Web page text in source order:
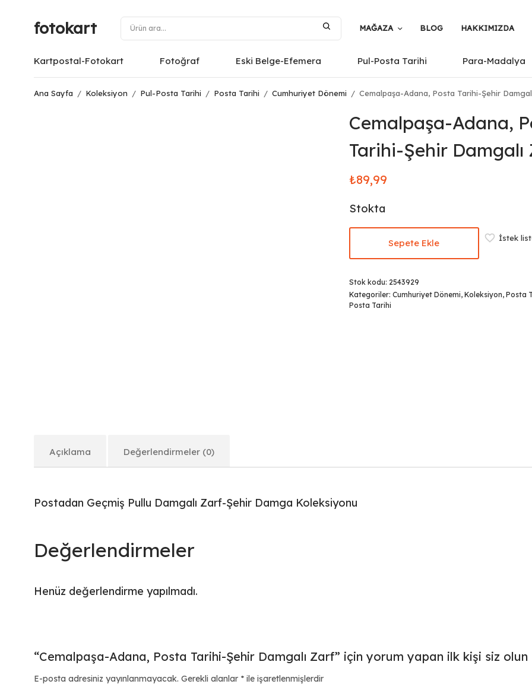
fotokart MAĞAZA BLOG HAKKIMIZDA
Kartpostal-Fotokart Fotoğraf Eski Belge-Efemera Pul-Posta Tarihi Para-Madalya
Ana Sayfa / Koleksiyon / Pul-Posta Tarihi / Posta Tarihi / Cumhuriyet Dönemi / Cemalpaşa-Adana, Posta Tarihi-Şehir
Cemalpaşa-Adana,
Tarihi-Şehir
₺89,99
Stokta
Sepete Ekle İstek
Stok kodu: 2543929
Kategoriler: Cumhuriyet Dönemi, Koleksiyon, Posta
Posta Tarihi
Açıklama Değerlendirmeler (0)
Postadan Geçmiş Pullu Damgalı Zarf-Şehir Damga Koleksiyonu
Değerlendirmeler
Henüz değerlendirme yapılmadı.
“Cemalpaşa-Adana, Posta Tarihi-Şehir Damgalı Zarf” için yorum yapan ilk kişi siz olun
E-posta adresiniz yayınlanmayacak. Gerekli alanlar * ile işaretlenmişlerdir